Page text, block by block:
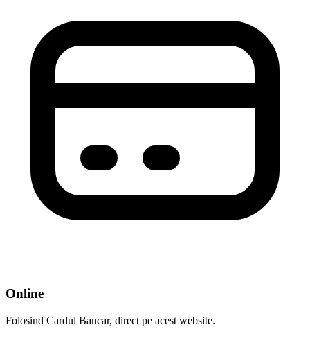
Online
Folosind Cardul Bancar, direct pe acest website.